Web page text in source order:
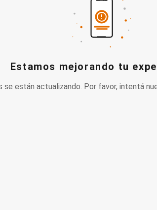
Estamos mejorando tu
se están actualizando. Por favor, intentá